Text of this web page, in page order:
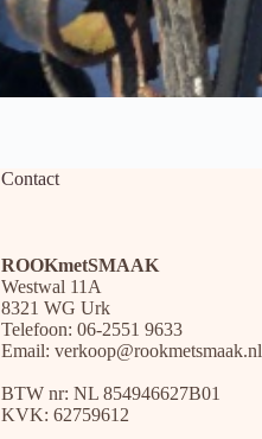
Contact
ROOKmetSMAAK
Westwal 11A
8321 WG Urk
Telefoon: 06-2551 9633
Email: verkoop@rookmetsmaak.nl
BTW nr: NL 854946627B01
KVK: 62759612